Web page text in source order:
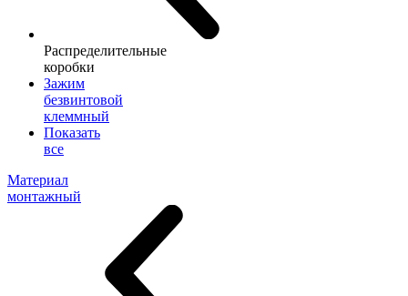
Распределительные
коробки
Зажим
безвинтовой
клеммный
Показать
все
Материал
монтажный